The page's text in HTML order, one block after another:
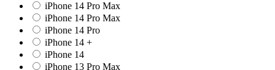
iPhone 14 Pro Max
iPhone 14 Pro Max
iPhone 14 Pro
iPhone 14 +
iPhone 14
iPhone 13 Pro Max